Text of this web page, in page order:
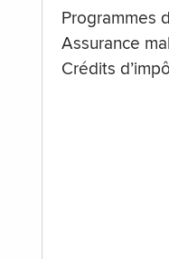
Programmes
Assurance
Crédits